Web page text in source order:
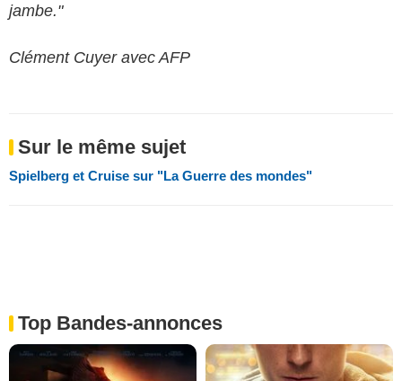
jambe."
Clément Cuyer avec AFP
Sur le même sujet
Spielberg et Cruise sur "La Guerre des mondes"
Top Bandes-annonces